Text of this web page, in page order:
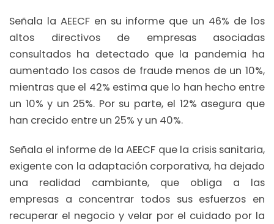
Señala la AEECF en su informe que un 46% de los
altos directivos de empresas asociadas
consultados ha detectado que la pandemia ha
aumentado los casos de fraude menos de un 10%,
mientras que el 42% estima que lo han hecho entre
un 10% y un 25%. Por su parte, el 12% asegura que
han crecido entre un 25% y un 40%.
Señala el informe de la AEECF que la crisis sanitaria,
exigente con la adaptación corporativa, ha dejado
una realidad cambiante, que obliga a las
empresas a concentrar todos sus esfuerzos en
recuperar el negocio y velar por el cuidado por la